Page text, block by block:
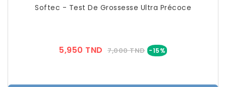
Softec - Test De Grossesse Ultra Précoce
5,950 TND Prix
7,000 TND -15%Prix